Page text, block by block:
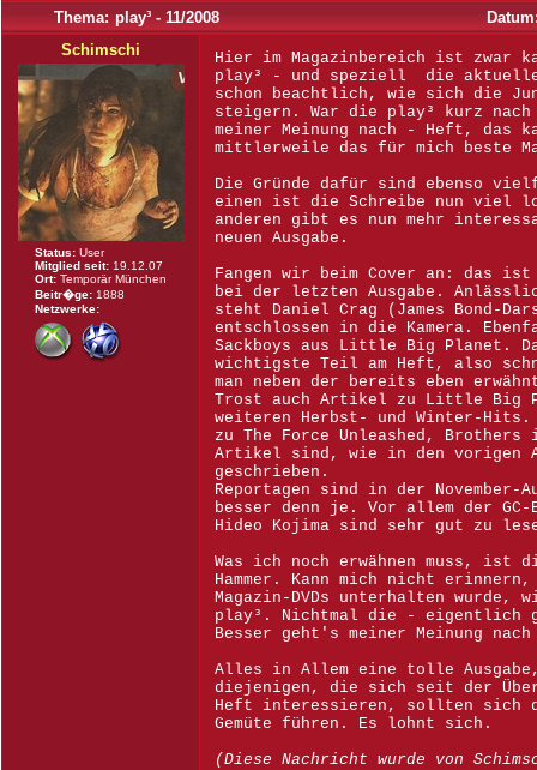
Thema: play³ - 11/2008
Schimschi
Status: User
Mitglied seit: 19.12.07
Ort: Temporär München
Beitr�ge: 1888
Netzwerke:
Hier im Magazinbereich ist zwar
play³ - und speziell die
schon beachtlich, wie sich die
steigern. War die play³ kurz nach
meiner Meinung nach - Heft, das
mittlerweile das für mich beste
Die Gründe dafür sind ebenso
einen ist die Schreibe nun viel
anderen gibt es nun mehr
neuen Ausgabe.
Fangen wir beim Cover an: das
bei der letzten Ausgabe.
steht Daniel Crag (James Bond-
entschlossen in die Kamera.
Sackboys aus Little Big Planet.
wichtigste Teil am Heft, also
man neben der bereits eben
Trost auch Artikel zu Little Big
weiteren Herbst- und Winter-
zu The Force Unleashed,
Artikel sind, wie in den vorigen
geschrieben.
Reportagen sind in der
besser denn je. Vor allem der
Hideo Kojima sind sehr gut zu
Was ich noch erwähnen muss, ist
Hammer. Kann mich nicht
Magazin-DVDs unterhalten wurde,
play³. Nichtmal die - eigentlich
Besser geht's meiner Meinung nach
Alles in Allem eine tolle
diejenigen, die sich seit der
Heft interessieren, sollten sich
Gemüte führen. Es lohnt sich.
(Diese Nachricht wurde von